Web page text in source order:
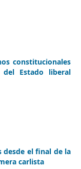
constitucionales
Estado liberal
desde el final de la
carlista